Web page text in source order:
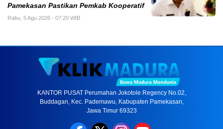
Pamekasan Pastikan Pemkab Kooperatif
Rabu, 5 Agu 2026 - 07:20 WIB
KANTOR PUSAT Perumahan Jokotole Regency No.02,
Buddagan, Kec. Pademawu, Kabupaten Pamekasan,
Jawa Timur 69323